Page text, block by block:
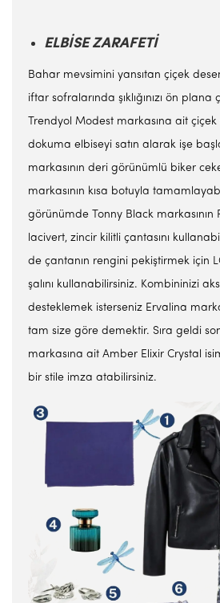
ELBİSE ZARAFETİ
Bahar mevsimini yansıtan çiçek
iftar sofralarında şıklığınızı ön plana
Trendyol Modest markasına ait çiçek
dokuma elbiseyi satın alarak işe
markasının deri görünümlü biker
markasının kısa botuyla
görünümde Tonny Black markasının
lacivert, zincir kilitli çantasını
de çantanın rengini pekiştirmek için LC
şalını kullanabilirsiniz. Kombininizi
desteklemek isterseniz Ervalina
tam size göre demektir. Sıra geldi
markasına ait Amber Elixir Crystal
bir stile imza atabilirsiniz.